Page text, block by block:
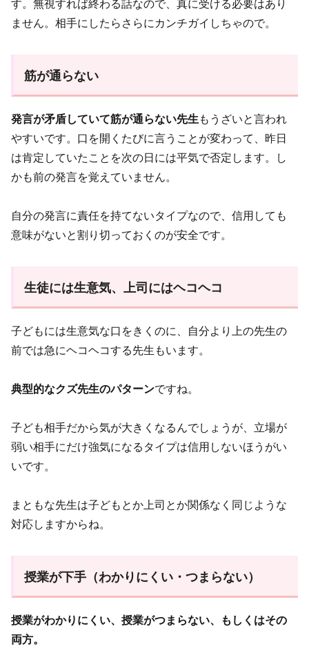
す。無視すれば終わる話なので、真に受ける必要はあり
ません。相手にしたらさらにカンチガイしちゃので。
筋が通らない
発言が矛盾していて筋が通らない先生 もうざいと言われ
やすいです。口を開くたびに言うことが変わって、昨日
は肯定していたことを次の日には平気で否定します。し
かも前の発言を覚えていません。
自分の発言に責任を持てないタイプなので、信用しても
意味がないと割り切っておくのが安全です。
生徒には生意気、上司にはヘコヘコ
子どもには生意気な口をきくのに、自分より上の先生の
前では急にヘコヘコする先生もいます。
典型的なクズ先生のパターンですね。
子ども相手だから気が大きくなるんでしょうが、立場が
弱い相手にだけ強気になるタイプは信用しないほうがい
いです。
まともな先生は子どもとか上司とか関係なく同じような
対応しますからね。
授業が下手（わかりにくい・つまらない）
授業がわかりにくい、授業がつまらない、もしくはその
両方。